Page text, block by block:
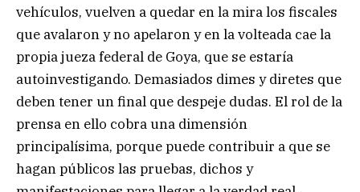
vehículos, vuelven a quedar en la mira los fiscales
que avalaron y no apelaron y en la volteada cae la
propia jueza federal de Goya, que se estaría
autoinvestigando. Demasiados dimes y diretes que
deben tener un final que despeje dudas. El rol de la
prensa en ello cobra una dimensión
principalísima, porque puede contribuir a que se
hagan públicos las pruebas, dichos y